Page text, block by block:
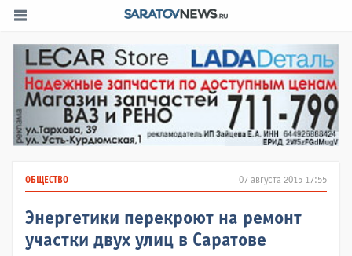
07 августа 2015 17:55
ОБЩЕСТВО
Энергетики перекроют на ремонт
участки двух улиц в Саратове